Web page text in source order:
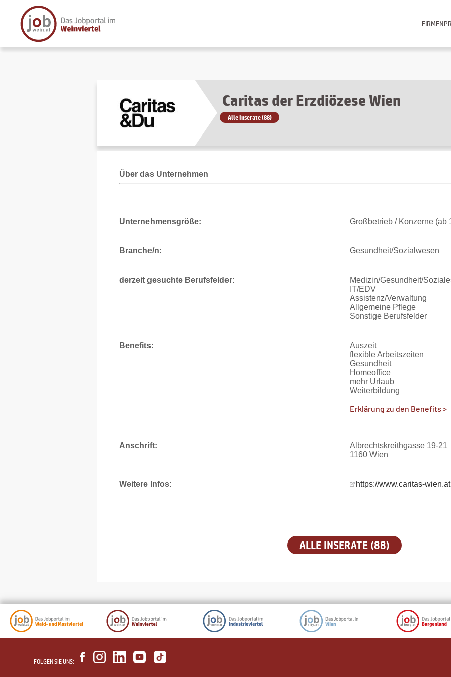
Caritas der Erzdiözese Wien
Alle Inserate (88)
Über das Unternehmen
Unternehmensgröße: Großbetrieb / Konzerne (ab
Branche/n: Gesundheit/Sozialwesen
derzeit gesuchte Berufsfelder:
Medizin/Gesundheit/
IT/EDV
Assistenz/Verwaltung
Allgemeine Pflege
Sonstige Berufsfelder
Benefits:
Auszeit
flexible Arbeitszeiten
Gesundheit
Homeoffice
mehr Urlaub
Weiterbildung
Erklärung zu den Benefits >
Anschrift:
Albrechtskreithgasse 19-21
1160 Wien
Weitere Infos: https://www.caritas-wien.at
ALLE INSERATE (88)
FOLGEN SIE UNS: